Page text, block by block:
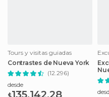
Tours y visitas guiadas
Contrastes de Nueva York
(12.296)
desde
135.142,28